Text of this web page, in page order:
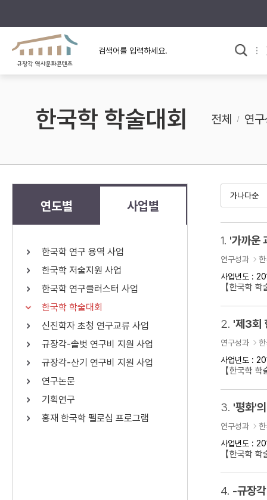
규장각의 어제와 오늘
규장각 소개영상
사료와 문학으로 본
고대
고려
조선 후기
근대
검색 연산자 사용안내
연산자
AND
OR 정조 OR 정약용 “정조” 또는 “
료를 검색
한국학 학술대회 전체 연
연도별 사업별
한국학 연구 용역 사업
한국학 저술지원 사업
한국학 연구클러스터 사업
한국학 학술대회
신진학자 초청 연구교류 사업
규장각-솔벗 연구비 지원 사업
규장각-산기 연구비 지원 사업
연구논문
기획연구
홍재 한국학 펠로십 프로그램
1. '가까운
연구성과
사업년도 :
【한국학
2. '제3회
연구성과
사업년도 :
【한국학
3. '평화'
연구성과
사업년도 :
【한국학
4. -규장